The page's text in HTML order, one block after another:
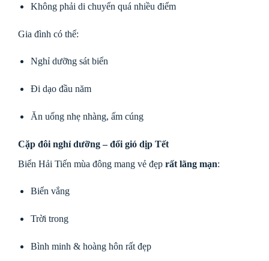
Không phải di chuyển quá nhiều điểm
Gia đình có thể:
Nghỉ dưỡng sát biển
Đi dạo đầu năm
Ăn uống nhẹ nhàng, ấm cúng
Cặp đôi nghỉ dưỡng – đổi gió dịp Tết
Biển Hải Tiến mùa đông mang vẻ đẹp rất lãng mạn:
Biển vắng
Trời trong
Bình minh & hoàng hôn rất đẹp